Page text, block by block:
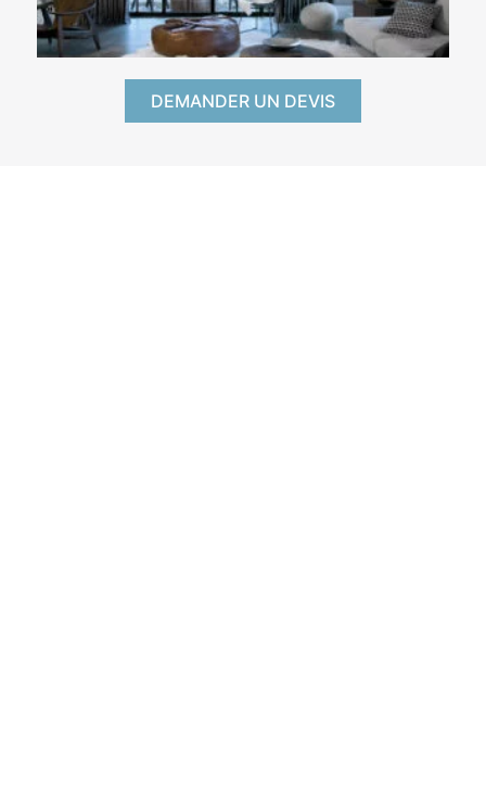
DEMANDER UN DEVIS